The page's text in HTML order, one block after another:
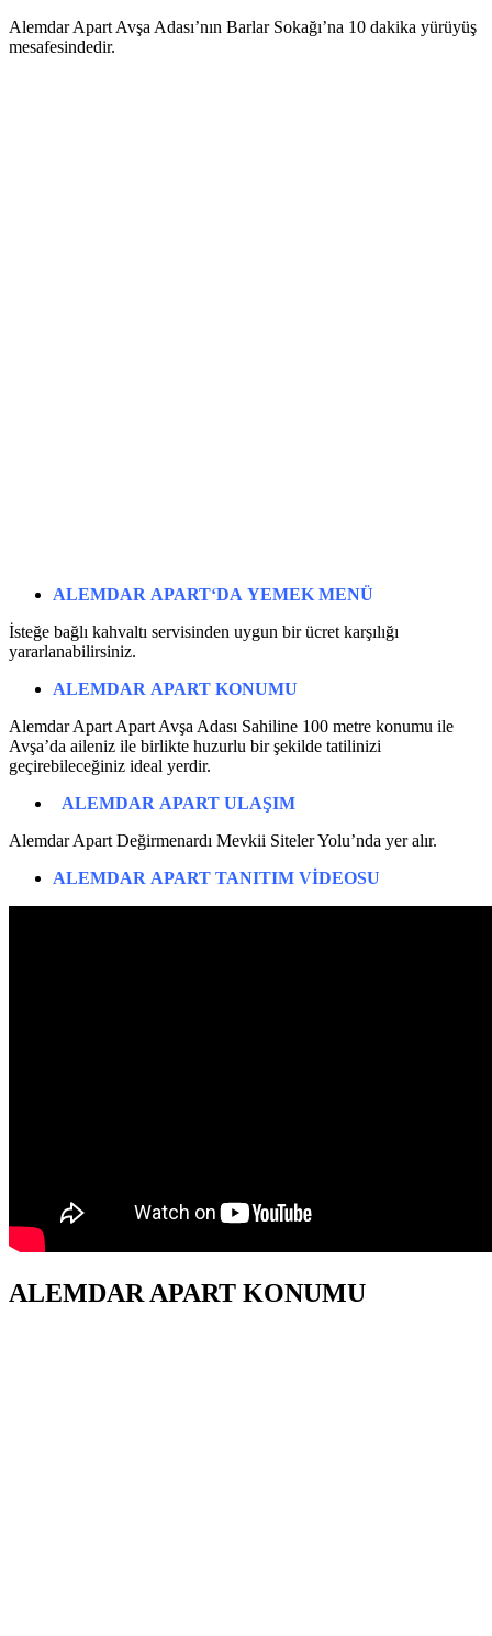
Alemdar Apart Avşa Adası’nın Barlar Sokağı’na 10 dakika yürüyüş
mesafesindedir.
ALEMDAR APART‘DA YEMEK MENÜ
İsteğe bağlı kahvaltı servisinden uygun bir ücret karşılığı
yararlanabilirsiniz.
ALEMDAR APART KONUMU
Alemdar Apart Apart Avşa Adası Sahiline 100 metre konumu ile
Avşa’da aileniz ile birlikte huzurlu bir şekilde tatilinizi
geçirebileceğiniz ideal yerdir.
ALEMDAR APART ULAŞIM
Alemdar Apart Değirmenardı Mevkii Siteler Yolu’nda yer alır.
ALEMDAR APART TANITIM VİDEOSU
ALEMDAR APART KONUMU